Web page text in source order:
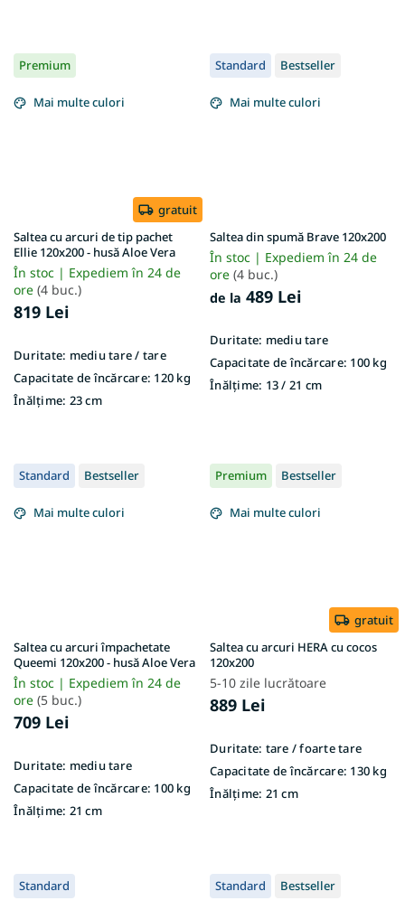
Premium
Mai multe culori
gratuit
Saltea cu arcuri de tip pachet
Ellie 120x200 - husă Aloe Vera
În stoc | Expediem în 24 de
ore (4 buc.)
819 Lei
Duritate: mediu tare / tare
Capacitate de încărcare: 120 kg
Înălțime: 23 cm
Standard Bestseller
Mai multe culori
Saltea din spumă Brave 120x200
În stoc | Expediem în 24 de
ore (4 buc.)
de la 489 Lei
Duritate: mediu tare
Capacitate de încărcare: 100 kg
Înălțime: 13 / 21 cm
Standard Bestseller
Mai multe culori
Saltea cu arcuri împachetate
Queemi 120x200 - husă Aloe Vera
În stoc | Expediem în 24 de
ore (5 buc.)
709 Lei
Duritate: mediu tare
Capacitate de încărcare: 100 kg
Înălțime: 21 cm
Premium Bestseller
Mai multe culori
gratuit
Saltea cu arcuri HERA cu cocos
120x200
5-10 zile lucrătoare
889 Lei
Duritate: tare / foarte tare
Capacitate de încărcare: 130 kg
Înălțime: 21 cm
Standard Standard Bestseller